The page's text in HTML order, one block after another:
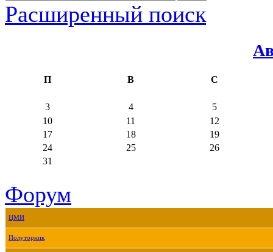
Расширенный поиск
П В С
3 4
5
10
11
12
17
18
19
24
25
26
31
Форум
ЦМИ
Полуторник